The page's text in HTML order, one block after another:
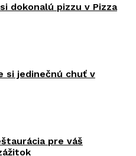
dokonalú pizzu v Pizza
si jedinečnú chuť v
pre váš